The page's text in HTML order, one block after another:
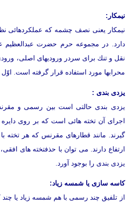
نیمكار:
نیمكار یعنی نصف چشمه كه عملكردهائی
دارد. در مجموعه حرم حضرت عبدالعظیم
نقل و تنك برای سردر ورودیهای اصلی، ورودی
محرابها مورد استفاده قرار گرفته است.
یزدی بندی :
یزدی بندی حالتی است بین رسمی و
اجرای آن تخته هائی است كه بر روی
گیرند. مانند قطارهای مقرنس كه هر تخته
ارتفاع دارند. می توان با حذفتخته های
یزدی بندی را بوجود آورد.
كاسه سازی یا شمسه زیاد:
از تلفیق چند رسمی با هم شمسه زیاد یا